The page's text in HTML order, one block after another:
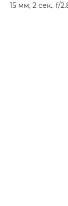
15 мм, 2 сек., f/